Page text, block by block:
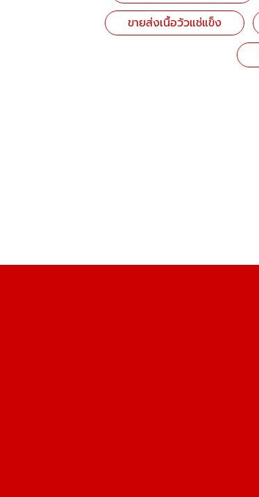
ขายส่งเนื้อวัวแช่แข็ง